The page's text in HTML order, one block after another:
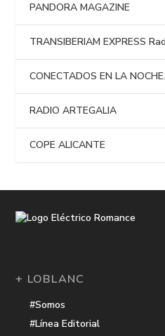
PANDORA MAGAZINE
TRANSIBERIAM EXPRESS
CONECTADOS EN LA
RADIO ARTEGALIA
COPE ALICANTE
+ LOBLANC
#Somos
#Línea Editorial